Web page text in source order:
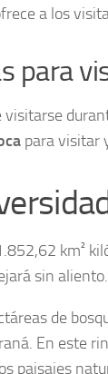
a los
para
visitarse
para visitar
km²
sin aliento.
de
En este
paisajes